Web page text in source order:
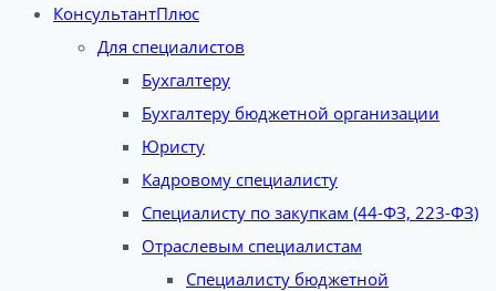
КонсультантПлюс
Для специалистов
Бухгалтеру
Бухгалтеру бюджетной организации
Юристу
Кадровому специалисту
Специалисту по закупкам (44-ФЗ, 223-ФЗ)
Отраслевым специалистам
Специалисту бюджетной